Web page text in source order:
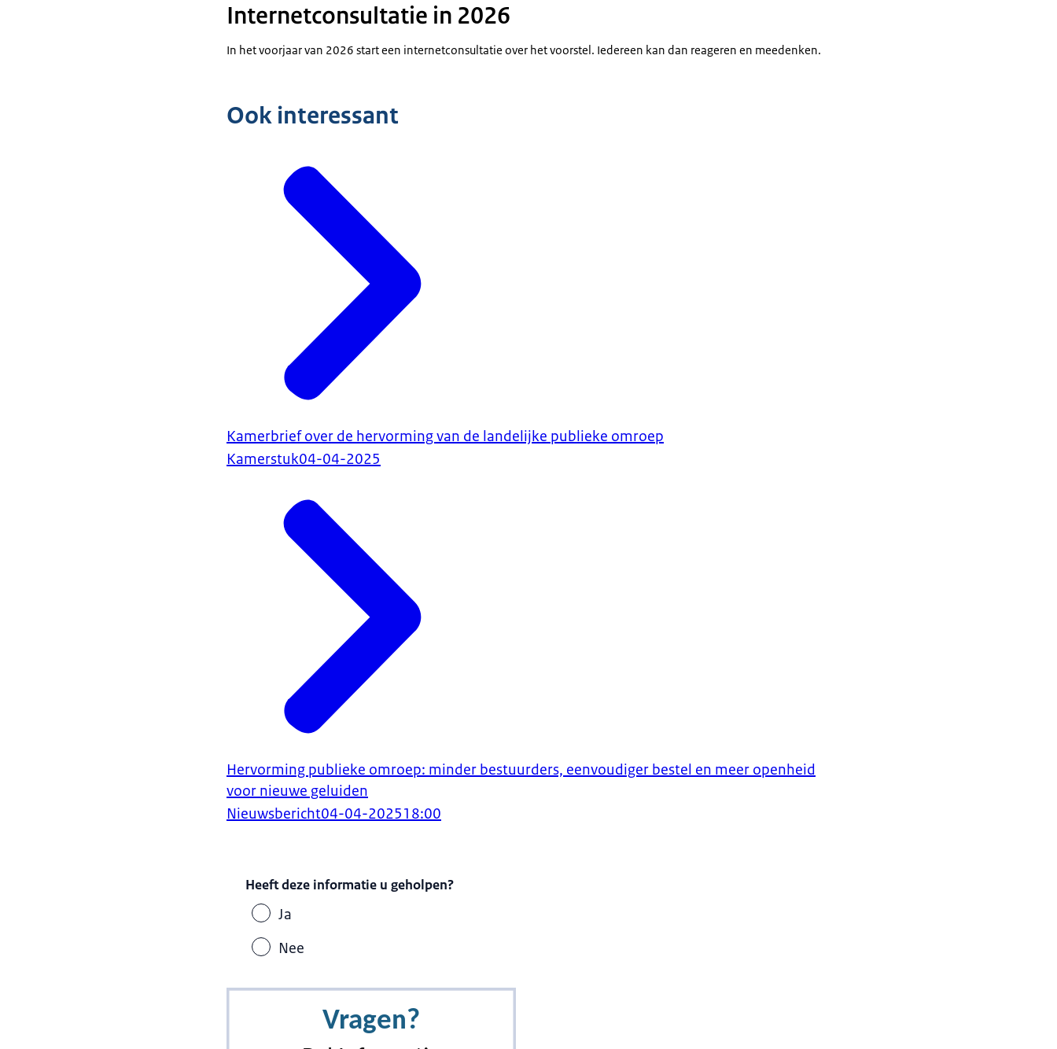
Internetconsultatie in 2026
In het voorjaar van 2026 start een internetconsultatie over het voorstel. Iedereen kan dan reageren en meedenken.
Ook interessant
Kamerbrief over de hervorming van de landelijke publieke omroep
Kamerstuk04-04-2025
Hervorming publieke omroep: minder bestuurders, eenvoudiger bestel en meer openheid
voor nieuwe geluiden
Nieuwsbericht04-04-202518:00
Heeft deze informatie u geholpen?
Ja
Nee